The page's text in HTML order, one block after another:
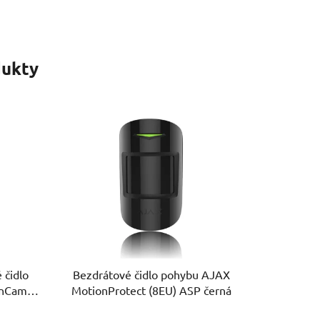
čidlo
Bezdrátové čidlo pohybu AJAX
MotionProtect (8EU) ASP černá